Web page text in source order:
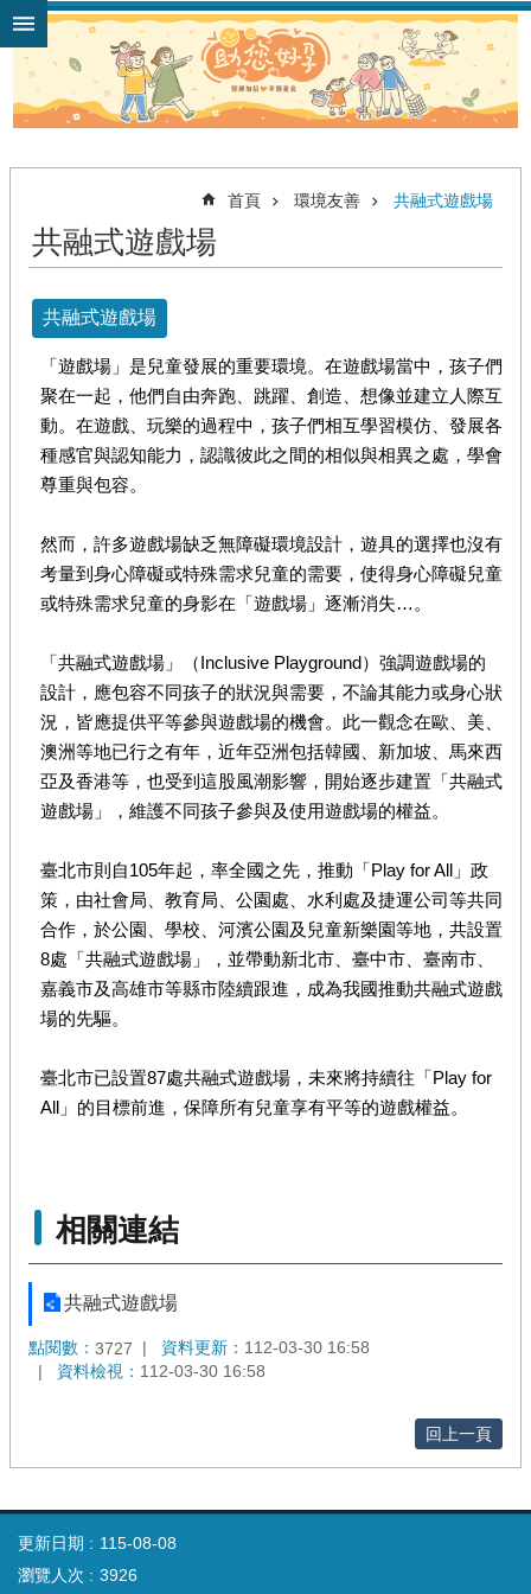
跳到主要內容區塊
首頁 環境友善 共融式遊戲場
共融式遊戲場
共融式遊戲場
「遊戲場」是兒童發展的重要環境。在遊戲場當中，孩子們
聚在一起，他們自由奔跑、跳躍、創造、想像並建立人際互
動。在遊戲、玩樂的過程中，孩子們相互學習模仿、發展各
種感官與認知能力，認識彼此之間的相似與相異之處，學會
尊重與包容。
然而，許多遊戲場缺乏無障礙環境設計，遊具的選擇也沒有
考量到身心障礙或特殊需求兒童的需要，使得身心障礙兒童
或特殊需求兒童的身影在「遊戲場」逐漸消失…。
「共融式遊戲場」（Inclusive Playground）強調遊戲場的
設計，應包容不同孩子的狀況與需要，不論其能力或身心狀
況，皆應提供平等參與遊戲場的機會。此一觀念在歐、美、
澳洲等地已行之有年，近年亞洲包括韓國、新加坡、馬來西
亞及香港等，也受到這股風潮影響，開始逐步建置「共融式
遊戲場」，維護不同孩子參與及使用遊戲場的權益。
臺北市則自105年起，率全國之先，推動「Play for All」政
策，由社會局、教育局、公園處、水利處及捷運公司等共同
合作，於公園、學校、河濱公園及兒童新樂園等地，共設置
8處「共融式遊戲場」，並帶動新北市、臺中市、臺南市、
嘉義市及高雄市等縣市陸續跟進，成為我國推動共融式遊戲
場的先驅。
臺北市已設置87處共融式遊戲場，未來將持續往「Play for
All」的目標前進，保障所有兒童享有平等的遊戲權益。
相關連結
共融式遊戲場
點閱數： 3727 資料更新： 112-03-30 16:58
資料檢視： 112-03-30 16:58
回上一頁
更新日期
115-08-08
瀏覽人次
3926